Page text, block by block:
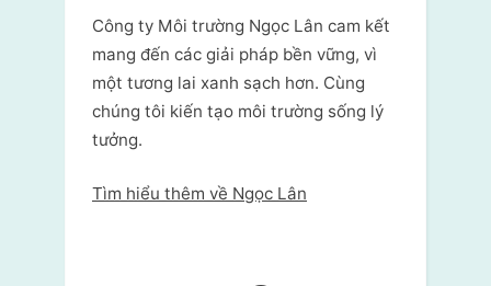
Công ty Môi trường Ngọc Lân cam kết
mang đến các giải pháp bền vững, vì
một tương lai xanh sạch hơn. Cùng
chúng tôi kiến tạo môi trường sống lý
tưởng.
Tìm hiểu thêm về Ngọc Lân